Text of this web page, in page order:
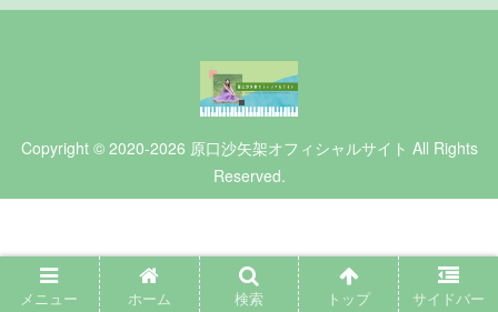
Copyright © 2020-2026 原口沙矢架オフィシャルサイト All Rights
Reserved.
メニュー ホーム 検索 トップ サイドバー